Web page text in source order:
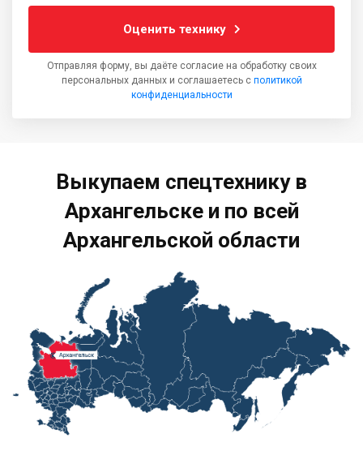
Оценить технику
Отправляя форму, вы даёте согласие на обработку своих
персональных данных и соглашаетесь с политикой
конфиденциальности
Выкупаем спецтехнику в
Архангельске и по всей
Архангельской области